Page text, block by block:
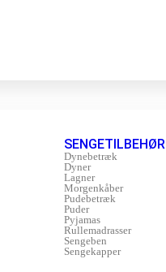
SENGETILBEHØR
Dynebetræk
Dyner
Lagner
Morgenkåber
Pudebetræk
Puder
Pyjamas
Rullemadrasser
Sengeben
Sengekapper